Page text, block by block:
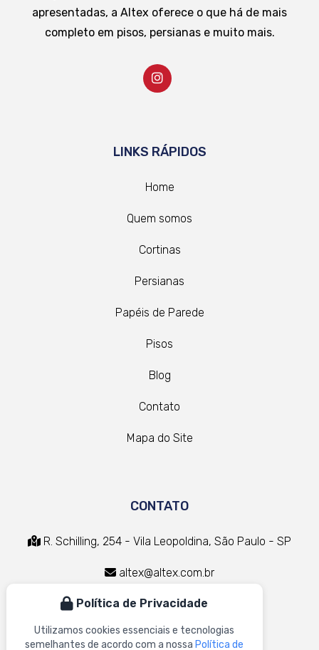
apresentadas, a Altex oferece o que há de mais
completo em pisos, persianas e muito mais.
LINKS RÁPIDOS
Home
Quem somos
Cortinas
Persianas
Papéis de Parede
Pisos
Blog
Contato
Mapa do Site
CONTATO
R. Schilling, 254 - Vila Leopoldina, São Paulo - SP
altex@altex.com.br
(11) 3832-9050
(11) 98637-2808
Política de Privacidade
Utilizamos cookies essenciais e tecnologias
semelhantes de acordo com a nossa Política de